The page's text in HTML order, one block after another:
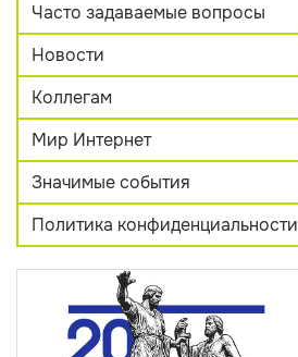
Часто задаваемые вопросы
Новости
Коллегам
Мир Интернет
Значимые события
Политика конфиденциальности